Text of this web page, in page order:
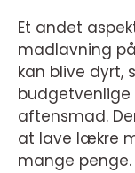
Et andet
madlavning
kan blive dyrt,
budgetvenlige
aftensmad.
at lave lækre
mange penge.